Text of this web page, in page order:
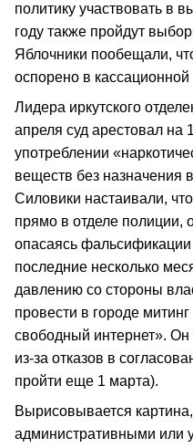
политику участвовать в
году также пройдут
Яблочники пообещали,
оспорено в кассационной
Лидера иркутского
апреля суд арестовал на
употреблении
веществ без назначения
Силовики настаивали,
прямо в отделе полиции,
опасаясь
последние несколько
давлению со стороны
провести в городе
свободный интернет». Он
из-за отказов в
пройти еще 1 марта).
Вырисовывается
административными или